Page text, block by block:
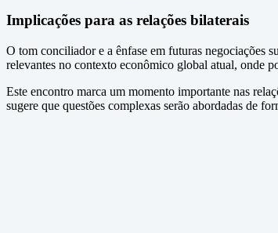
Implicações para as relações bilaterais
O tom conciliador e a ênfase em futuras negociações
relevantes no contexto econômico global atual, onde
Este encontro marca um momento importante nas
sugere que questões complexas serão abordadas de